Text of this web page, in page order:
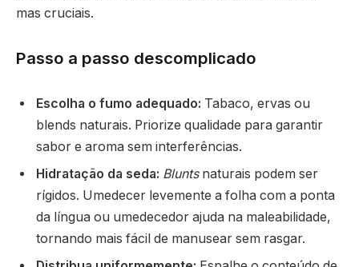
mas cruciais.
Passo a passo descomplicado
Escolha o fumo adequado: Tabaco, ervas ou
blends naturais. Priorize qualidade para garantir
sabor e aroma sem interferências.
Hidratação da seda: Bluntsnaturais podem ser
rígidos. Umedecer levemente a folha com a ponta
da língua ou umedecedor ajuda na maleabilidade,
tornando mais fácil de manusear sem rasgar.